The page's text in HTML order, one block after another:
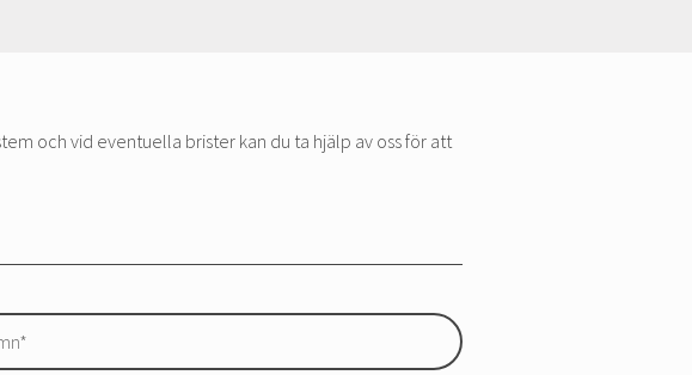
och vid eventuella brister kan du ta hjälp av oss för att